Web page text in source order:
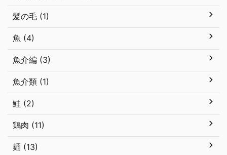
髪の毛 (1)
魚 (4)
魚介編 (3)
魚介類 (1)
鮭 (2)
鶏肉 (11)
麺 (13)